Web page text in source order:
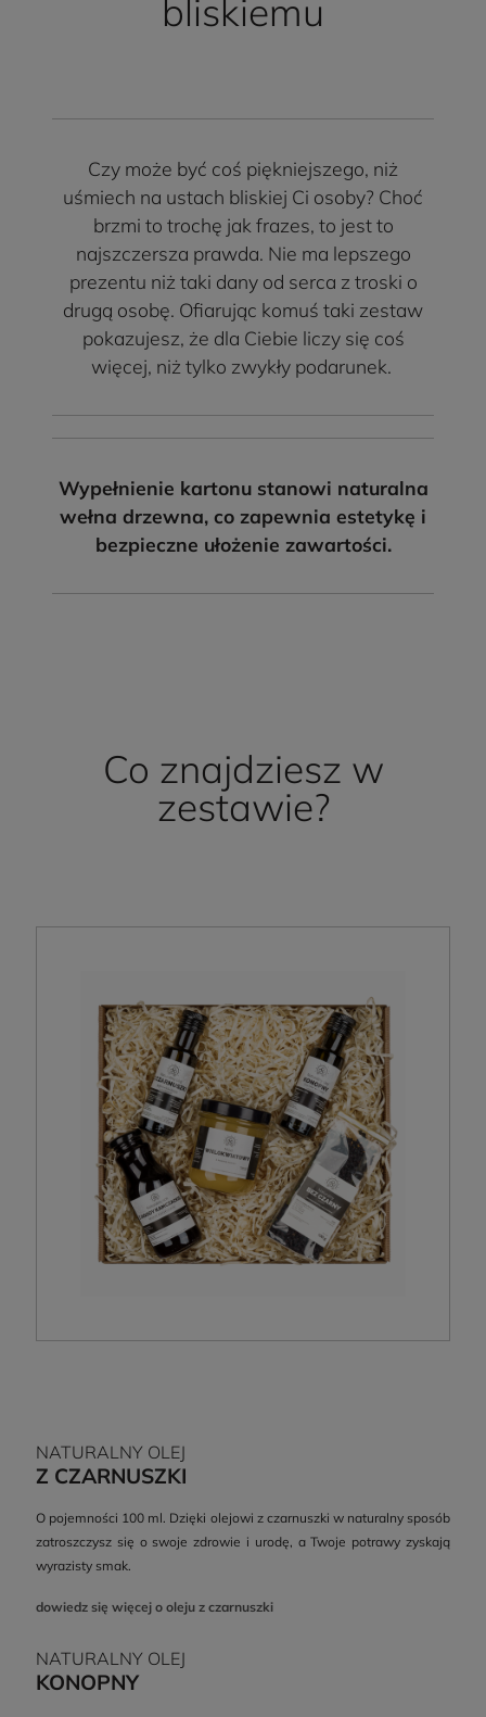
bliskiemu
Czy może być coś piękniejszego, niż
uśmiech na ustach bliskiej Ci osoby? Choć
brzmi to trochę jak frazes, to jest to
najszczersza prawda. Nie ma lepszego
prezentu niż taki dany od serca z troski o
drugą osobę. Ofiarując komuś taki zestaw
pokazujesz, że dla Ciebie liczy się coś
więcej, niż tylko zwykły podarunek.
Wypełnienie kartonu stanowi naturalna
wełna drzewna, co zapewnia estetykę i
bezpieczne ułożenie zawartości.
Co znajdziesz w
zestawie?
NATURALNY OLEJ
Z CZARNUSZKI
O pojemności 100 ml. Dzięki olejowi z czarnuszki w naturalny sposób
zatroszczysz się o swoje zdrowie i urodę, a Twoje potrawy zyskają
wyrazisty smak.
dowiedz się więcej o oleju z czarnuszki
NATURALNY OLEJ
KONOPNY